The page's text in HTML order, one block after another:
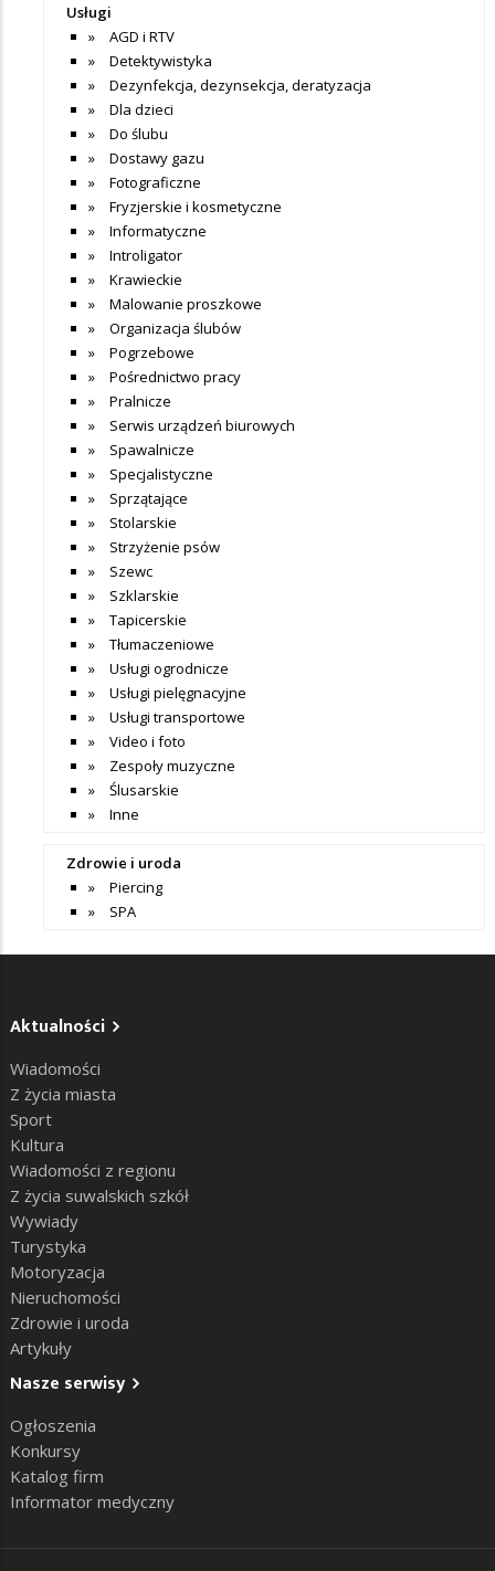
Usługi
AGD i RTV
Detektywistyka
Dezynfekcja, dezynsekcja, deratyzacja
Dla dzieci
Do ślubu
Dostawy gazu
Fotograficzne
Fryzjerskie i kosmetyczne
Informatyczne
Introligator
Krawieckie
Malowanie proszkowe
Organizacja ślubów
Pogrzebowe
Pośrednictwo pracy
Pralnicze
Serwis urządzeń biurowych
Spawalnicze
Specjalistyczne
Sprzątające
Stolarskie
Strzyżenie psów
Szewc
Szklarskie
Tapicerskie
Tłumaczeniowe
Usługi ogrodnicze
Usługi pielęgnacyjne
Usługi transportowe
Video i foto
Zespoły muzyczne
Ślusarskie
Inne
Zdrowie i uroda
Piercing
SPA
Aktualności
Wiadomości
Z życia miasta
Sport
Kultura
Wiadomości z regionu
Z życia suwalskich szkół
Wywiady
Turystyka
Motoryzacja
Nieruchomości
Zdrowie i uroda
Artykuły
Nasze serwisy
Ogłoszenia
Konkursy
Katalog firm
Informator medyczny